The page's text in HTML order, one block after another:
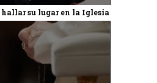
hallar su lugar en la Iglesia